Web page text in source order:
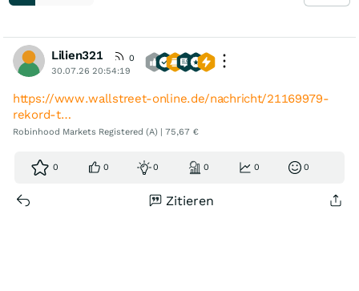
Lilien321
0
30.07.26 20:54:19
https://www.wallstreet-online.de/nachricht/21169979-
rekord-t…
Robinhood Markets Registered (A) | 75,67 €
0 0 0 0 0 0
Zitieren